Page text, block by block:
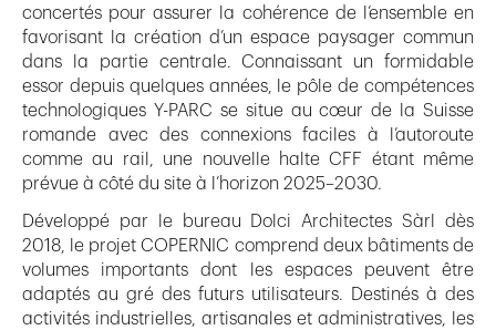
concertés pour assurer la cohérence de l’ensemble en
favorisant la création d’un espace paysager commun
dans la partie centrale. Connaissant un formidable
essor depuis quelques années, le pôle de compétences
technologiques Y-PARC se situe au cœur de la Suisse
romande avec des connexions faciles à l’autoroute
comme au rail, une nouvelle halte CFF étant même
prévue à côté du site à l’horizon 2025–2030.
Développé par le bureau Dolci Architectes Sàrl dès
2018, le projet COPERNIC comprend deux bâtiments de
volumes importants dont les espaces peuvent être
adaptés au gré des futurs utilisateurs. Destinés à des
activités industrielles, artisanales et administratives, les